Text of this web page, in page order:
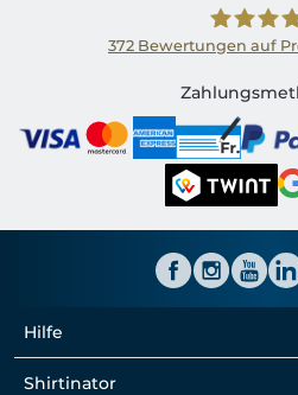
372 Bewertungen auf
Hilfe
Shirtinator